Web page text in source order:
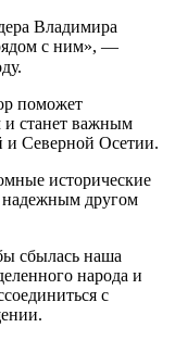
Владимира
с ним», —
поможет
и станет важным
Северной Осетии.
исторические
надежным другом
сбылась наша
народа и
с